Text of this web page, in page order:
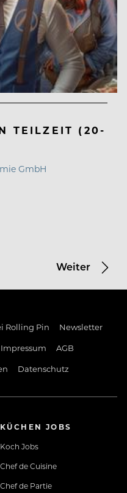
TEILZEIT (20-
GmbH
Weiter
Rolling Pin
Newsletter
Impressum
AGB
Datenschutz
KÜCHEN JOBS
Koch Jobs
Chef de Cuisine
Chef de Partie